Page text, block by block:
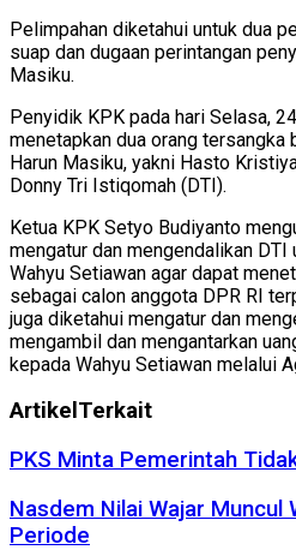
Pelimpahan diketahui untuk dua
suap dan dugaan perintangan
Masiku.
Penyidik KPK pada hari Selasa,
menetapkan dua orang tersangka
Harun Masiku, yakni Hasto
Donny Tri Istiqomah (DTI).
Ketua KPK Setyo Budiyanto
mengatur dan mengendalikan
Wahyu Setiawan agar dapat
sebagai calon anggota DPR RI
juga diketahui mengatur dan
mengambil dan mengantarkan
kepada Wahyu Setiawan melalui
Artikel Terkait
PKS Minta Pemerintah
Nasdem Nilai Wajar Muncul
Periode